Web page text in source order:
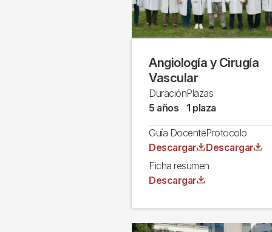
Angiología y Cirugía
Vascular
Duración
5 años
Plazas
1 plaza
Guía Docente
Archivo
Descargar
Protocolo
Archivo
Descargar
Ficha resumen
Archivo
Descargar